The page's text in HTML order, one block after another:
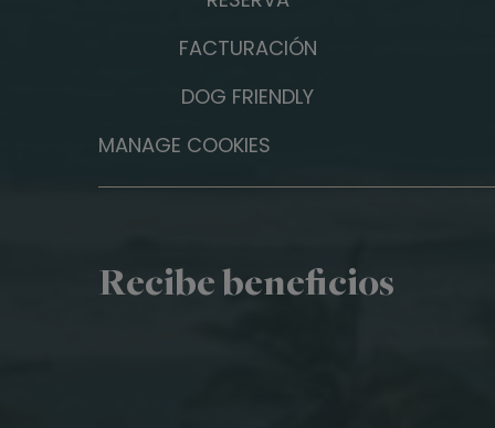
FACTURACIÓN
DOG FRIENDLY
MANAGE COOKIES
Recibe beneficios